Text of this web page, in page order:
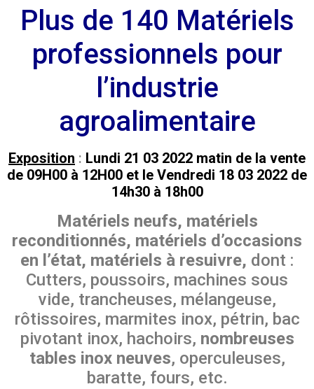
Plus de 140 Matériels
professionnels pour
l’industrie
agroalimentaire
Exposition : Lundi 21 03 2022 matin de la vente
de 09H00 à 12H00 et le Vendredi 18 03 2022 de
14h30 à 18h00
Matériels neufs, matériels
reconditionnés, matériels d’occasions
en l’état, matériels à resuivre, dont :
Cutters, poussoirs, machines sous
vide, trancheuses, mélangeuse,
rôtissoires, marmites inox, pétrin, bac
pivotant inox, hachoirs, nombreuses
tables inox neuves, operculeuses,
baratte, fours, etc.